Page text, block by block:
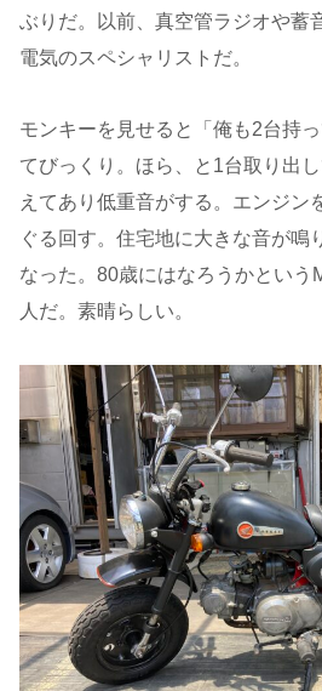
ぶりだ。以前、真空管ラジオや蓄
電気のスペシャリストだ。
モンキーを見せると「俺も2台持
てびっくり。ほら、と1台取り出
えてあり低重音がする。エンジン
ぐる回す。住宅地に大きな音が鳴
なった。80歳にはなろうかという
人だ。素晴らしい。